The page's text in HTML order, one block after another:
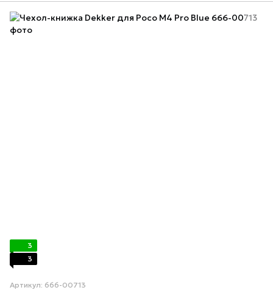
3
3
Артикул: 666-00713